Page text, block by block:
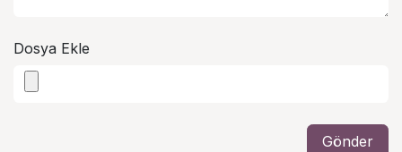
Dosya Ekle
Gönder